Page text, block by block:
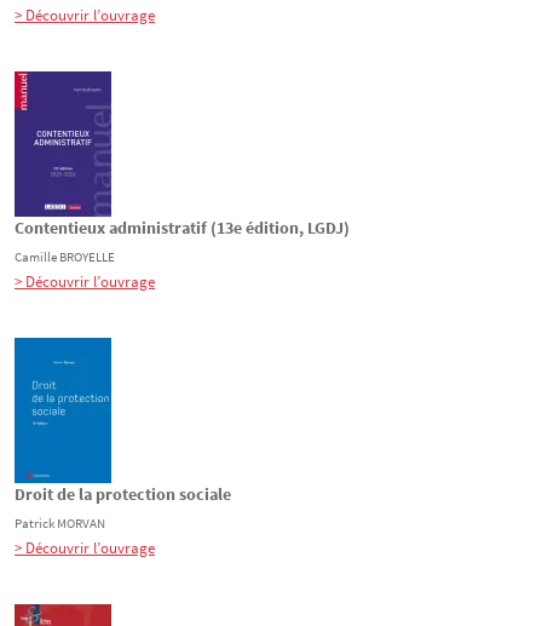
> Découvrir l’ouvrage
Contentieux administratif (13e édition, LGDJ)
Camille BROYELLE
> Découvrir l’ouvrage
Droit de la protection sociale
Patrick MORVAN
> Découvrir l’ouvrage